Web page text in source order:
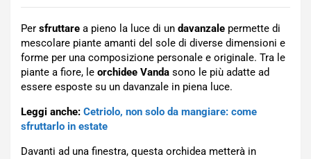
Per sfruttare a pieno la luce di un davanzale permette di
mescolare piante amanti del sole di diverse dimensioni e
forme per una composizione personale e originale. Tra le
piante a fiore, le orchidee Vanda sono le più adatte ad
essere esposte su un davanzale in piena luce.
Leggi anche: Cetriolo, non solo da mangiare: come
sfruttarlo in estate
Davanti ad una finestra, questa orchidea metterà in